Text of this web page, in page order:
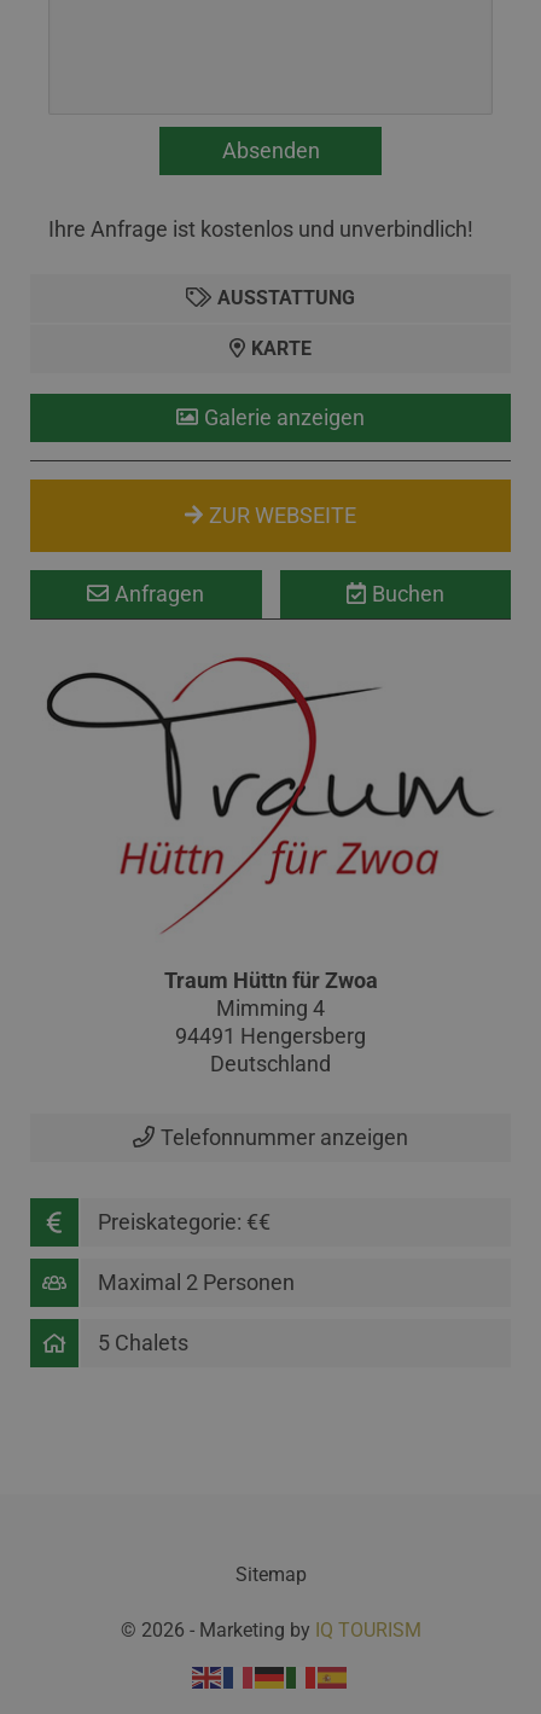
Ihre Anfrage ist kostenlos und unverbindlich!
AUSSTATTUNG
KARTE
Galerie anzeigen
ZUR WEBSEITE
Anfragen Buchen
Traum Hüttn für Zwoa
Mimming 4
94491 Hengersberg
Deutschland
Telefonnummer anzeigen
Preiskategorie: €€
Maximal 2 Personen
5 Chalets
Sitemap
© 2026 - Marketing by IQ TOURISM